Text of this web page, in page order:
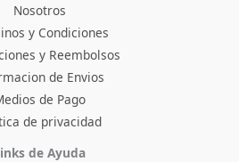
Nosotros
y Condiciones
y Reembolsos
de Envios
de Pago
de privacidad
de Ayuda
Instagram
TikTokPinterest